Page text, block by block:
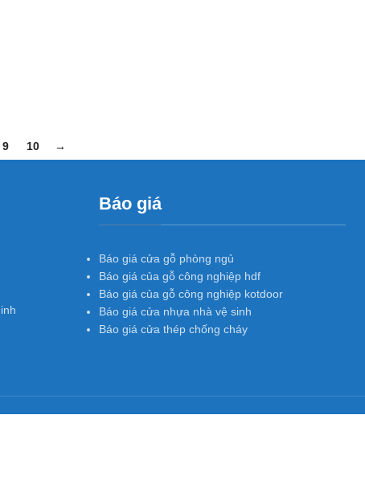
9 10 →
Báo giá
Báo giá cửa gỗ phòng ngủ
Báo giá của gỗ công nghiệp hdf
Báo giá của gỗ công nghiệp kotdoor
Báo giá cửa nhựa nhà vệ sinh
Báo giá cửa thép chống cháy